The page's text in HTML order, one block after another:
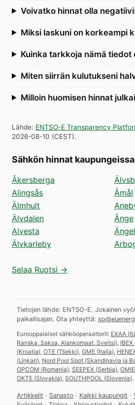
Voivatko hinnat olla
Miksi laskuni on korkeampi
Kuinka tarkkoja nämä tiedot
Miten siirrän kulutukseni
Milloin huomisen hinnat
Lähde: ENTSO-E Transparency
2026-08-10 (CEST).
Sähkön hinnat
Åkersberga
Alingsås
Älmhult
Älvdalen
Alvesta
Älvkarleby
Åmål
Ånge
Selaa Ruotsi →
Tietojen lähde: ENTSO-E. Jokainen
paikallisajan. Ota yhteyttä:
Eurooppalaiset sähköoperaattorit: EXAA (
Ranska, Saksa, Alankomaat, Sveitsi) IBEX
(Kroatia) OTE (Tšekki) GME (Italia)
(Unkari) Nord Pool Spot (Skandinavia ja
OPCOM (Romania) SEEPEX (Serbia) OMIE
OKTE (Slovakia) SOUTHPOOL (Slovenia).
Artikkelit · Sanasto · Kaikki kaupungit ·